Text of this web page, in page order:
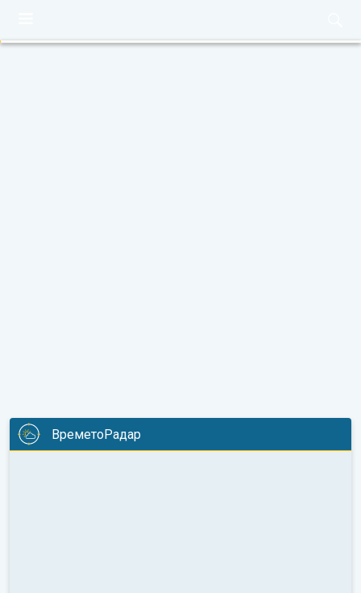
ВреметоРадар